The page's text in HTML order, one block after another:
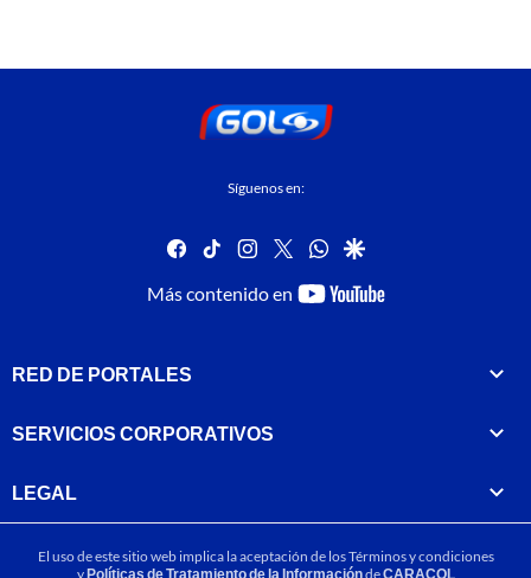
Síguenos en:
facebook
tiktok instagram
twitterwhatsapp
google
Más contenido en
youtube-
RED DE PORTALES
SERVICIOS CORPORATIVOS
LEGAL
El uso de este sitio web implica la aceptación de losTérminos y condiciones
yPolíticas de Tratamiento de la InformacióndeCARACOL